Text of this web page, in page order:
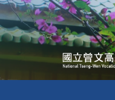
跳
轉
至
內